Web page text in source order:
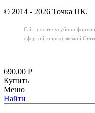
© 2014 - 2026 Точка ПК.
Сайт носит сугубо
офертой, определяемой
690.00 Р
Купить
Меню
Найти